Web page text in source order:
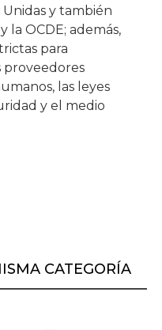
y también
la OCDE; además,
para
proveedores
las leyes
y el medio
CATEGORÍA